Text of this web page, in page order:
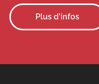
Plus d'infos